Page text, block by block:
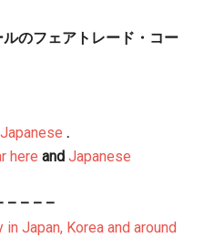
のフェアトレード・コー
Japanese.
here andJapanese
– – – –
Japan, Korea and around